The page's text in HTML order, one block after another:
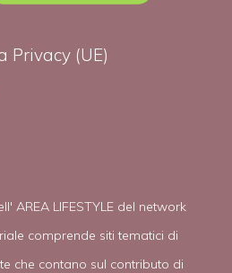
Privacy (UE)
AREA LIFESTYLE del network
comprende siti tematici di
che contano sul contributo di